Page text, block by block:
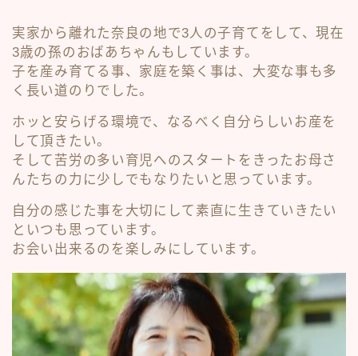
実家から離れた奈良の地で3人の子育てをして、現在
3歳の孫のおばあちゃんもしています。
子を産み育てる事、家庭を築く事は、大変な事も多
く長い道のりでした。
ホッと安らげる環境で、なるべく自分らしいお産を
して頂きたい。
そして苦労の多い育児へのスタートをきったお母さ
んたちの力に少しでもなりたいと思っています。
自分の感じた事を大切にして素直に生きていきたい
といつも思っています。
お会い出来るのを楽しみにしています。